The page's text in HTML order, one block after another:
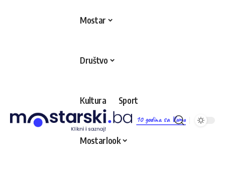
10 godina sa Vama
Mostar
Društvo
Kultura Sport
Mostarlook